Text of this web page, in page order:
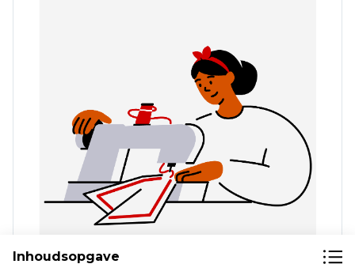
Inhoudsopgave